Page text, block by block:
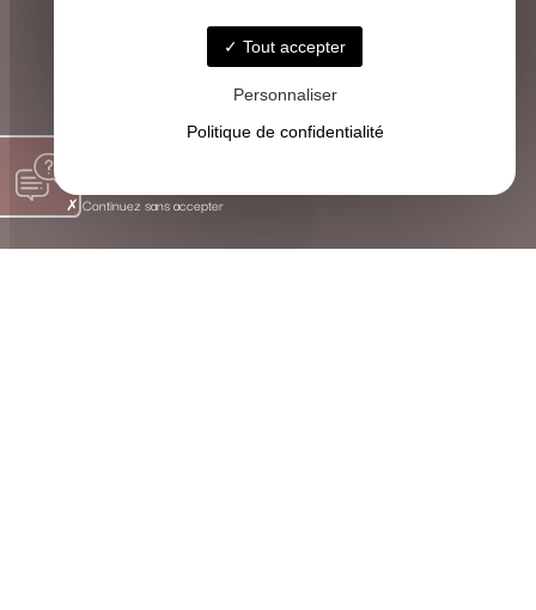
Tout accepter
Personnaliser
Politique de confidentialité
Continuez sans accepter